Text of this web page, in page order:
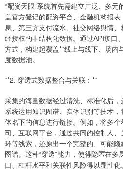
“配资天眼”系统首先需建立广泛、多
盖官方登记的配资平台、金融机构报
息、第三方支付流水、社交网络舆情
经授权的非结构化数据。通过API接口
方式，构建起覆盖**线上与线下、场内
度数据池。
**2. 穿透式数据整合与关联：**
采集的海量数据经过清洗、标准化后，
系统运用知识图谱、实体识别等技术
体名下的信息进行链接。例如，将多
司、互联网平台，通过共同的控制人
环等线索，还原出一个完整的、可能
图谱。这种“穿透”能力，使得隐匿在
口、杠杆水平和关联性风险得以显性化。